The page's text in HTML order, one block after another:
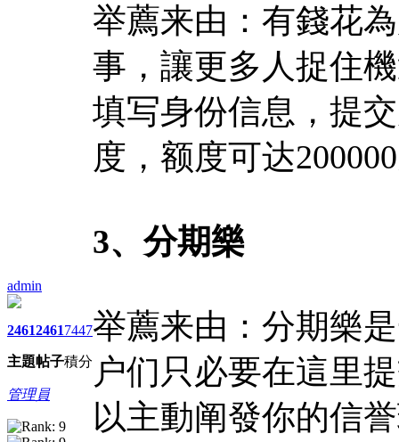
admin
2461
主題
2461
帖子
7447
積分
管理員
举薦来由：有錢花
事，讓更多人捉住
填写身份信息，提
度，额度可达
3、分期樂
举薦来由：分期樂
户们只必要在這里
以主動阐發你的信